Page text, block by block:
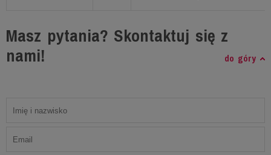
Masz pytania? Skontaktuj się z
nami!
do góry